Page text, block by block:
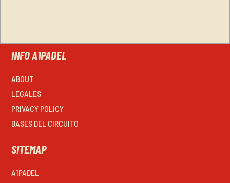
INFO A1PADEL
ABOUT
LEGALES
PRIVACY POLICY
BASES DEL CIRCUITO
SITEMAP
A1PADEL